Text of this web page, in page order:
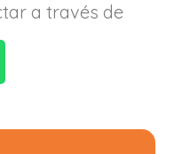
a través de